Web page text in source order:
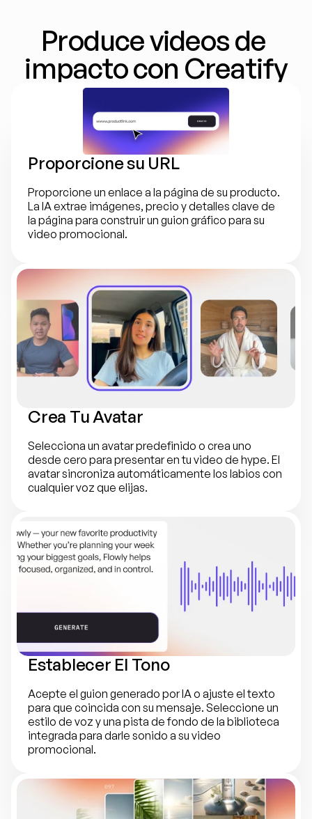
Produce videos de
impacto con Creatify
Proporcione su URL
Proporcione un enlace a la página de su producto.
La IA extrae imágenes, precio y detalles clave de
la página para construir un guion gráfico para su
video promocional.
Crea Tu Avatar
Selecciona un avatar predefinido o crea uno
desde cero para presentar en tu video de hype. El
avatar sincroniza automáticamente los labios con
cualquier voz que elijas.
Establecer El Tono
Acepte el guion generado por IA o ajuste el texto
para que coincida con su mensaje. Seleccione un
estilo de voz y una pista de fondo de la biblioteca
integrada para darle sonido a su video
promocional.